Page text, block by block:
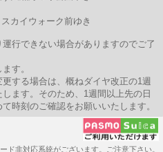
カイウォーク前ゆき
行できない場合がありますのでご了
す。
する場合は、概ねダイヤ改正の1週
ます。そのため、1週間以上先の日
時刻のご確認をお願いいたします。
ド非対応系統がございます。ご注意下さい。